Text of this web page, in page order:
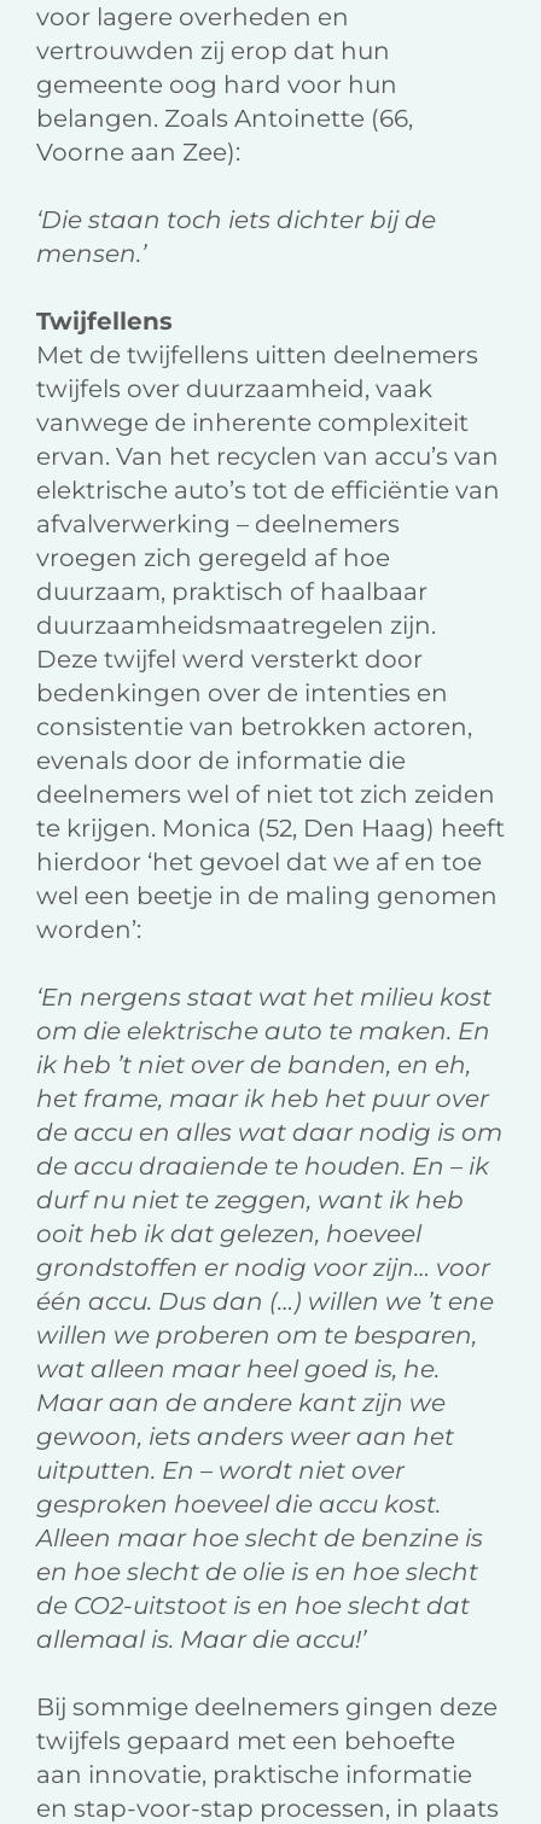
voor lagere overheden en
vertrouwden zij erop dat hun
gemeente oog hard voor hun
belangen. Zoals Antoinette (66,
Voorne aan Zee):
‘Die staan toch iets dichter bij de
mensen.’
Twijfellens
Met de twijfellens uitten deelnemers
twijfels over duurzaamheid, vaak
vanwege de inherente complexiteit
ervan. Van het recyclen van accu’s van
elektrische auto’s tot de efficiëntie van
afvalverwerking – deelnemers
vroegen zich geregeld af hoe
duurzaam, praktisch of haalbaar
duurzaamheidsmaatregelen zijn.
Deze twijfel werd versterkt door
bedenkingen over de intenties en
consistentie van betrokken actoren,
evenals door de informatie die
deelnemers wel of niet tot zich zeiden
te krijgen. Monica (52, Den Haag) heeft
hierdoor ‘het gevoel dat we af en toe
wel een beetje in de maling genomen
worden’:
‘En nergens staat wat het milieu kost
om die elektrische auto te maken. En
ik heb ’t niet over de banden, en eh,
het frame, maar ik heb het puur over
de accu en alles wat daar nodig is om
de accu draaiende te houden. En – ik
durf nu niet te zeggen, want ik heb
ooit heb ik dat gelezen, hoeveel
grondstoffen er nodig voor zijn… voor
één accu. Dus dan (…) willen we ’t ene
willen we proberen om te besparen,
wat alleen maar heel goed is, he.
Maar aan de andere kant zijn we
gewoon, iets anders weer aan het
uitputten. En – wordt niet over
gesproken hoeveel die accu kost.
Alleen maar hoe slecht de benzine is
en hoe slecht de olie is en hoe slecht
de CO2-uitstoot is en hoe slecht dat
allemaal is. Maar die accu!’
Bij sommige deelnemers gingen deze
twijfels gepaard met een behoefte
aan innovatie, praktische informatie
en stap-voor-stap processen, in plaats